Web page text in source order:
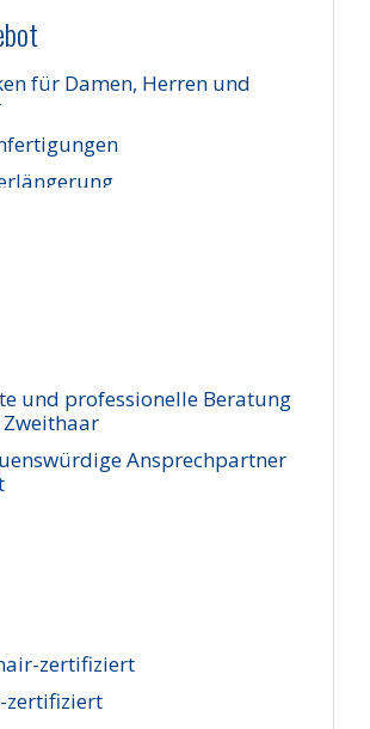
für Damen, Herren und
und professionelle Beratung
Ansprechpartner
zertifiziert
zertifiziert